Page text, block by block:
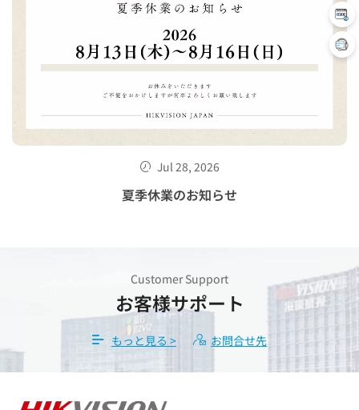
Jul 28, 2026
夏季休業のお知らせ
Customer Support
お客様サポート
もっと見る > お問合せ先